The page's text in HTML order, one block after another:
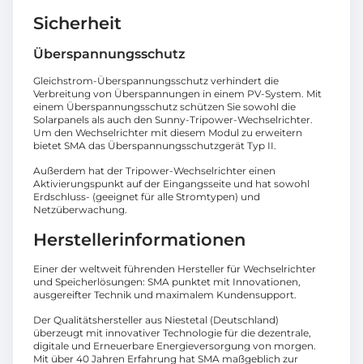
Sicherheit
Überspannungsschutz
Gleichstrom-Überspannungsschutz verhindert die
Verbreitung von Überspannungen in einem PV-System. Mit
einem Überspannungsschutz schützen Sie sowohl die
Solarpanels als auch den Sunny-Tripower-Wechselrichter.
Um den Wechselrichter mit diesem Modul zu erweitern
bietet SMA das Überspannungsschutzgerät Typ II.
Außerdem hat der Tripower-Wechselrichter einen
Aktivierungspunkt auf der Eingangsseite und hat sowohl
Erdschluss- (geeignet für alle Stromtypen) und
Netzüberwachung.
Herstellerinformationen
Einer der weltweit führenden Hersteller für Wechselrichter
und Speicherlösungen: SMA punktet mit Innovationen,
ausgereifter Technik und maximalem Kundensupport.
Der Qualitätshersteller aus Niestetal (Deutschland)
überzeugt mit innovativer Technologie für die dezentrale,
digitale und Erneuerbare Energieversorgung von morgen.
Mit über 40 Jahren Erfahrung hat SMA maßgeblich zur